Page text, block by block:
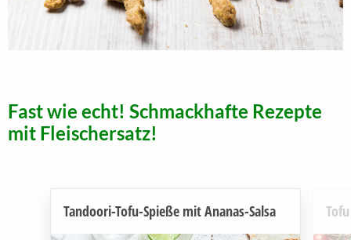
Fast wie echt! Schmackhafte Rezepte
mit Fleischersatz!
Tandoori-Tofu-Spieße mit Ananas-Salsa